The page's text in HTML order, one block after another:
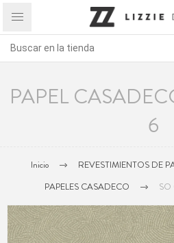
PAPEL
6
Inicio REVESTIMIENTOS DE
PAPELES CASADECO